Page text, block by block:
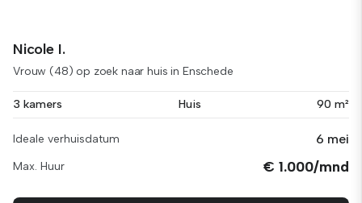
Nicole I.
Vrouw (48) op zoek naar huis in Enschede
3 kamers Huis 90 m²
Ideale verhuisdatum 6 mei
Max. Huur € 1.000/mnd